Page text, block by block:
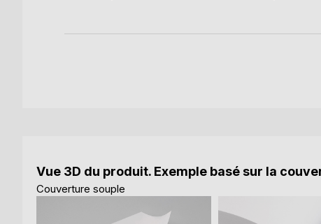
Vue 3D du produit. Exemple basé sur la
Couverture souple